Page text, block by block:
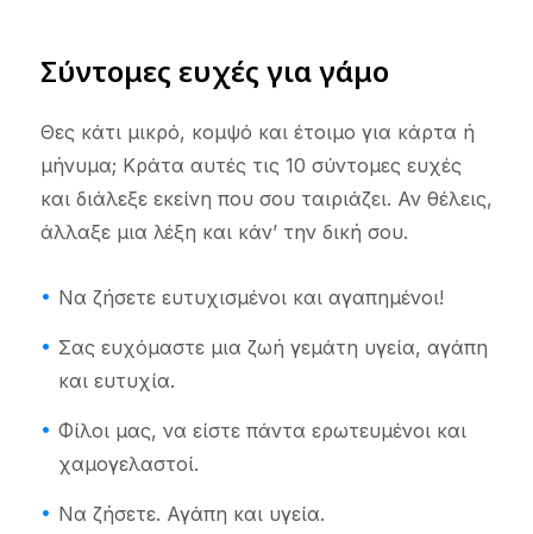
Σύντομες ευχές για γάμο
Θες κάτι μικρό, κομψό και έτοιμο για κάρτα ή
μήνυμα; Κράτα αυτές τις 10 σύντομες ευχές
και διάλεξε εκείνη που σου ταιριάζει. Αν θέλεις,
άλλαξε μια λέξη και κάν’ την δική σου.
Να ζήσετε ευτυχισμένοι και αγαπημένοι!
Σας ευχόμαστε μια ζωή γεμάτη υγεία, αγάπη
και ευτυχία.
Φίλοι μας, να είστε πάντα ερωτευμένοι και
χαμογελαστοί.
Να ζήσετε. Αγάπη και υγεία.